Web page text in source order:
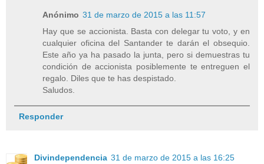
Anónimo 31 de marzo de 2015 a las 11:57
Hay que se accionista. Basta con delegar tu voto, y en
cualquier oficina del Santander te darán el obsequio.
Este año ya ha pasado la junta, pero si demuestras tu
condición de accionista posiblemente te entreguen el
regalo. Diles que te has despistado.
Saludos.
Responder
Divindependencia 31 de marzo de 2015 a las 16:25